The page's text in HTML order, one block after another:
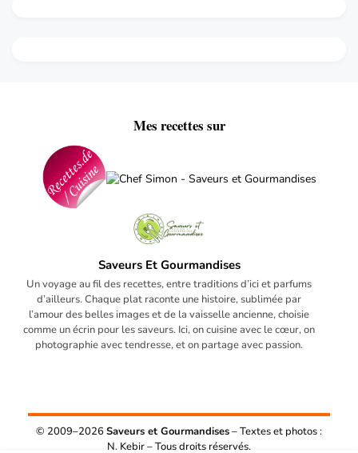
Mes recettes sur
Saveurs Et Gourmandises
Un voyage au fil des recettes, entre traditions d’ici et parfums
d’ailleurs. Chaque plat raconte une histoire, sublimée par
l’amour des belles images et de la vaisselle ancienne, choisie
comme un écrin pour les saveurs. Ici, on cuisine avec le cœur, on
photographie avec tendresse, et on partage avec passion.
© 2009–2026Saveurs et Gourmandises– Textes et photos :
N. Kebir – Tous droits réservés.